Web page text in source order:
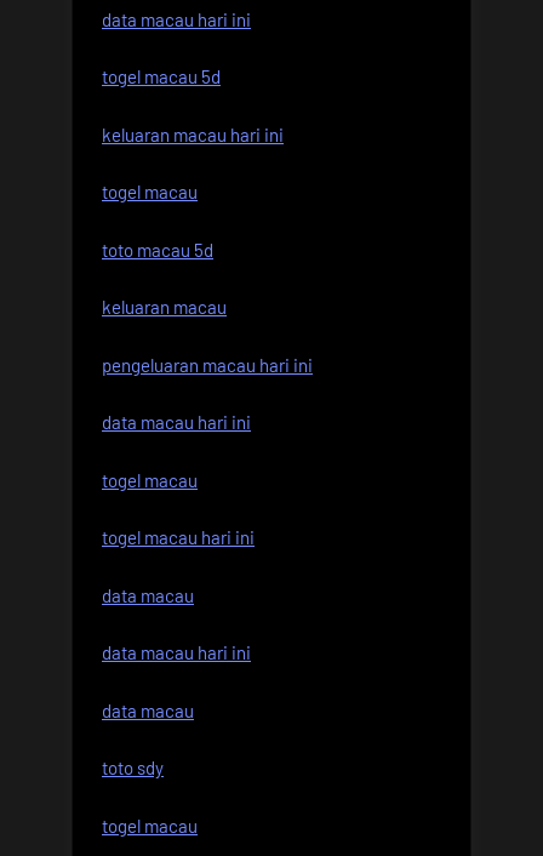
data macau hari ini
togel macau 5d
keluaran macau hari ini
togel macau
toto macau 5d
keluaran macau
pengeluaran macau hari ini
data macau hari ini
togel macau
togel macau hari ini
data macau
data macau hari ini
data macau
toto sdy
togel macau